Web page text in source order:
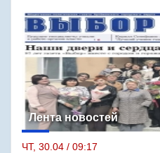
Лента новостей
ЧТ, 30.04 / 09:17